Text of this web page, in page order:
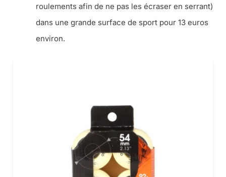
roulements afin de ne pas les écraser en serrant)
dans une grande surface de sport pour 13 euros
environ.